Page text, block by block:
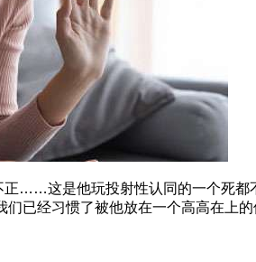
……这是他玩投射性认同的一个死
已经习惯了被他放在一个高高在上的